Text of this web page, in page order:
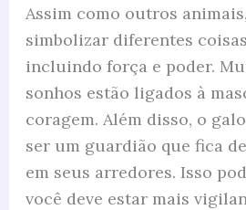
Assim como outros
simbolizar diferentes
incluindo força e poder.
sonhos estão ligados à
coragem. Além disso, o
ser um guardião que fica
em seus arredores. Isso
você deve estar mais